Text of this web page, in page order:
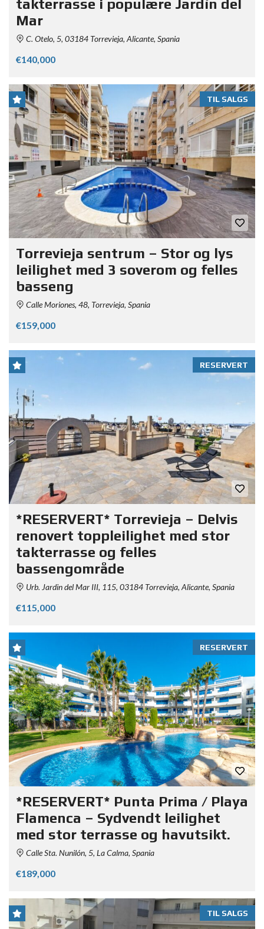
takterrasse i populære Jardín del
Mar
C. Otelo, 5, 03184 Torrevieja, Alicante, Spania
€140,000
TIL SALGS
Torrevieja sentrum – Stor og lys
leilighet med 3 soverom og felles
basseng
Calle Moriones, 48, Torrevieja, Spania
€159,000
RESERVERT
*RESERVERT* Torrevieja – Delvis
renovert toppleilighet med stor
takterrasse og felles
bassengområde
Urb. Jardin del Mar III, 115, 03184 Torrevieja, Alicante, Spania
€115,000
RESERVERT
*RESERVERT* Punta Prima / Playa
Flamenca – Sydvendt leilighet
med stor terrasse og havutsikt.
Calle Sta. Nunilón, 5, La Calma, Spania
€189,000
TIL SALGS